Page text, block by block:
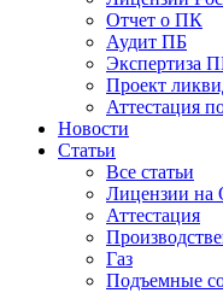
Отчет о ПК
Аудит ПБ
Экспертиза
Проект
Аттестация
Новости
Статьи
Все статьи
Лицензии
Аттестация
Газ
Подъемные